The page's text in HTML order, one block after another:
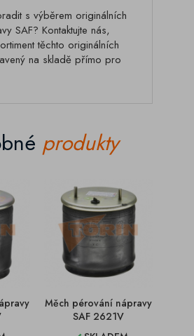
s výběrem originálních
SAF? Kontaktujte nás,
těchto originálních
na skladě přímo pro
produkty
Měch pérování nápravy
SAF 2621V